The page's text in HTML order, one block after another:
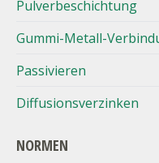
Pulverbeschichtung
Gummi-Metall-
Passivieren
Diffusionsverzinken
NORMEN